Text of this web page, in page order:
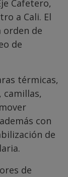
Cafetero,
a Cali. El
orden de
de
térmicas,
con
de
de